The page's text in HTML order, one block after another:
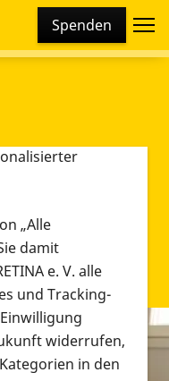
Spenden
Cookies und
Cookies und
„Alle
damit
e. V. alle
und Tracking-
widerrufen,
in den